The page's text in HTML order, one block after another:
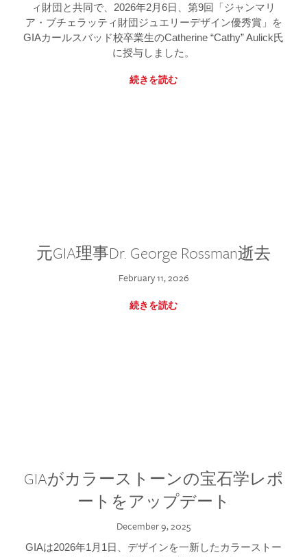
ィ財団と共同で、2026年2月6日、第9回「ジャンマリ
ア・ブチェラッティ財団ジュエリーデザイン優秀賞」を
GIAカールスバッド校卒業生のCatherine “Cathy” Aulick氏
に授与しました。
続きを読む
元GIA理事Dr. George Rossman逝去
February 11, 2026
続きを読む
GIAがカラーストーンの宝石学レポ
ートをアップデート
December 9, 2025
GIAは2026年1月1日、デザインを一新したカラーストー